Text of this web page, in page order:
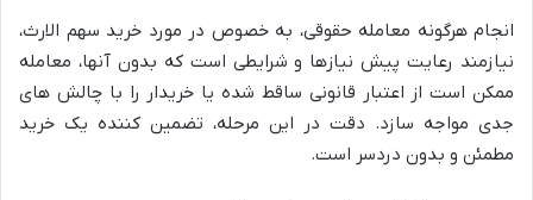
انجام هرگونه معامله حقوقی، به خصوص در مورد خرید سهم الارث،
نیازمند رعایت پیش نیازها و شرایطی است که بدون آنها، معامله
ممکن است از اعتبار قانونی ساقط شده یا خریدار را با چالش های
جدی مواجه سازد. دقت در این مرحله، تضمین کننده یک خرید
مطمئن و بدون دردسر است.